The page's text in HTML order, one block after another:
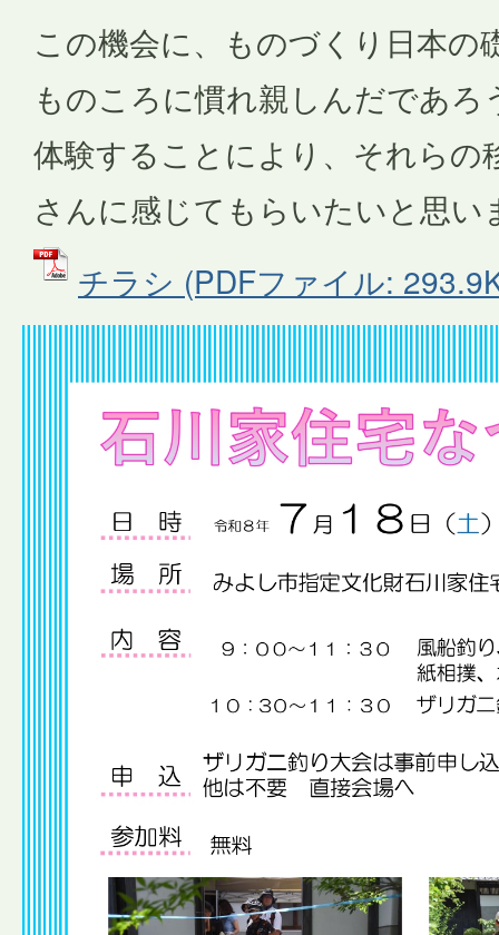
この機会に、ものづくり日本の
ものころに慣れ親しんだであ
体験することにより、それらの
さんに感じてもらいたいと思い
チラシ (PDFファイル: